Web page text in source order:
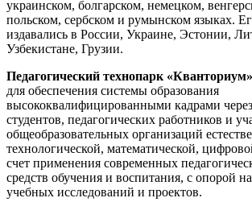
украинском, болгарском, немецком,
польском, сербском и румынском языках.
издавались в России, Украине, Эстонии,
Узбекистане, Грузии.
Педагогический технопарк «Кванториум»
для обеспечения системы образования
высококвалифицированными кадрами
студентов, педагогических работников и
общеобразовательных организаций
технологической, математической,
счет применения современных
средств обучения и воспитания, с опорой
учебных исследований и проектов.